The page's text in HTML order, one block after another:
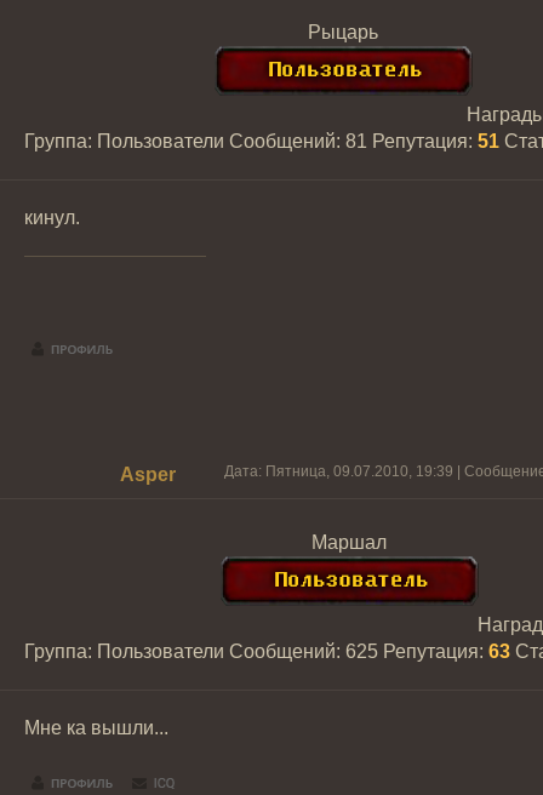
Рыцарь
Группа: Пользователи Сообщений: 81 Репутация: 51
кинул.
Asper Дата: Пятница, 09.07.2010, 19:39 |
Маршал
Группа: Пользователи Сообщений: 625 Репутация: 63
Мне ка вышли...